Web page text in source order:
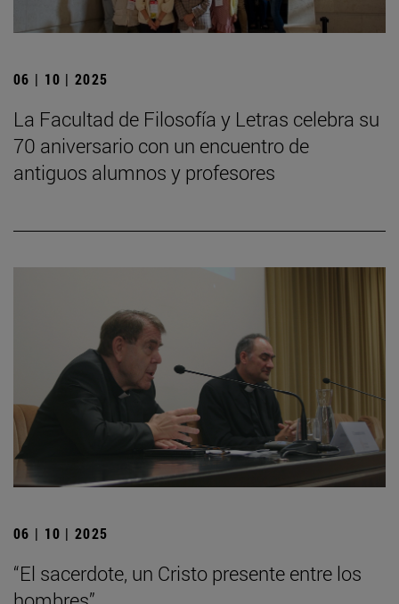
06 | 10 | 2025
La Facultad de Filosofía y Letras celebra su
70 aniversario con un encuentro de
antiguos alumnos y profesores
06 | 10 | 2025
“El sacerdote, un Cristo presente entre los